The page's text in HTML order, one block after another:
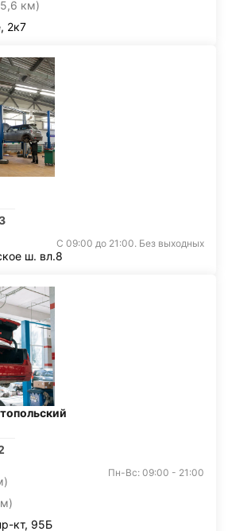
км)
2к7
С 09:00 до 21:00. Без выходных
ш. вл.8
Пн-Вс: 09:00 - 21:00
кт, 95Б